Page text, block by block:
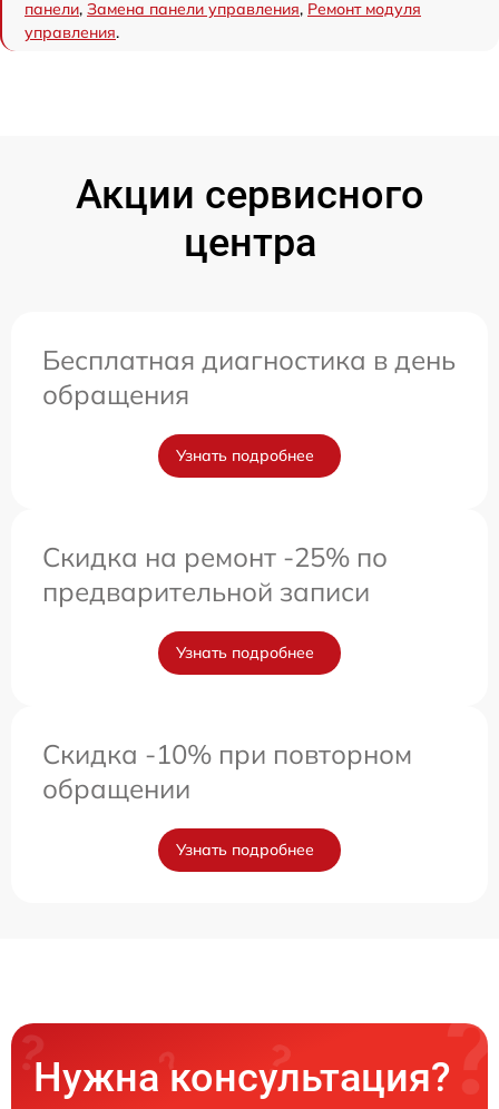
панели, Замена панели управления, Ремонт модуля
управления.
Акции сервисного
центра
Бесплатная диагностика в день
обращения
Узнать подробнее
Скидка на ремонт -25% по
предварительной записи
Узнать подробнее
Скидка -10% при повторном
обращении
Узнать подробнее
Нужна консультация?